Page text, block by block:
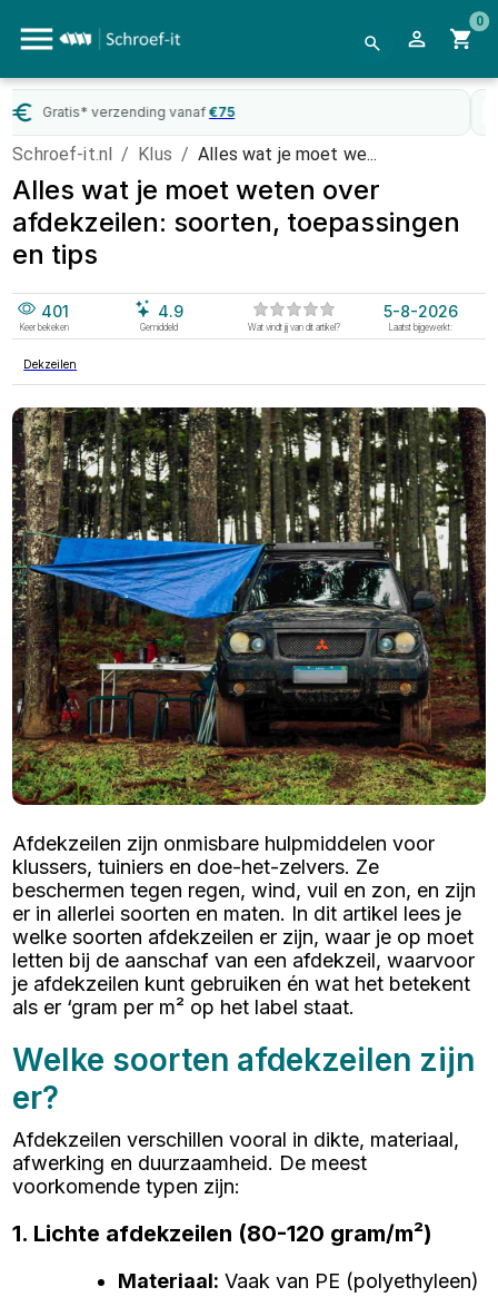
0
WebwinkelKeur gecertificeerd
Schroef-it.nl / Klus / Alles wat je moet we...
Alles wat je moet weten over
afdekzeilen: soorten, toepassingen
en tips
401
Keer bekeken
4.9
Gemiddeld Wat vindt jij van dit artikel?
5-8-2026
Laatst bijgewerkt:
Dekzeilen
Afdekzeilen zijn onmisbare hulpmiddelen voor
klussers, tuiniers en doe-het-zelvers. Ze
beschermen tegen regen, wind, vuil en zon, en zijn
er in allerlei soorten en maten. In dit artikel lees je
welke soorten afdekzeilen er zijn, waar je op moet
letten bij de aanschaf van een afdekzeil, waarvoor
je afdekzeilen kunt gebruiken én wat het betekent
als er ‘gram per m² op het label staat.
Welke soorten afdekzeilen zijn
er?
Afdekzeilen verschillen vooral in dikte, materiaal,
afwerking en duurzaamheid. De meest
voorkomende typen zijn:
1. Lichte afdekzeilen (80-120 gram/m²)
Materiaal: Vaak van PE (polyethyleen)